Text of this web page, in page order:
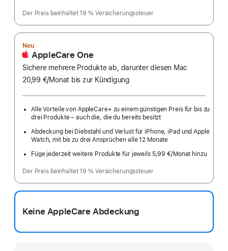
Der Preis beinhaltet 19 % Versicherungssteuer
Neu
AppleCare One
Sichere mehrere Produkte ab, darunter diesen Mac
20,99 €/Monat pro
bis zur Kündigung
Alle Vorteile von AppleCare+ zu einem günstigen Preis für bis zu
drei Produkte – auch die, die du bereits besitzt
Abdeckung bei Diebstahl und Verlust für iPhone, iPad und Apple
Watch, mit bis zu drei Ansprüchen alle 12 Monate
Füge jederzeit weitere Produkte für jeweils 5,99 €/Monat hinzu
Der Preis beinhaltet 19 % Versicherungssteuer
Keine AppleCare Abdeckung